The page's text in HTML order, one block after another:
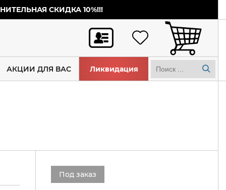
СКИДКА 10%!!!
АКЦИИ ДЛЯ ВАС Ликвидация
Под заказ